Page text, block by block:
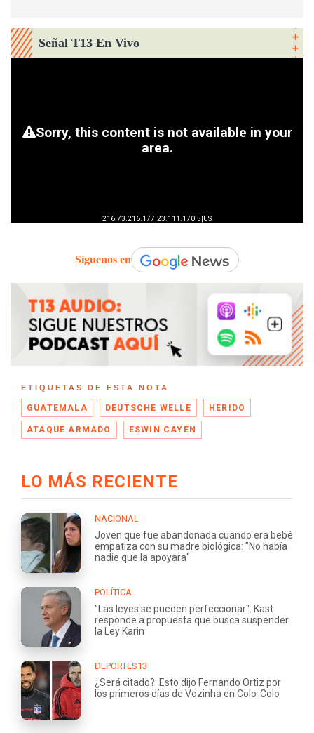
Señal T13 En Vivo
Síguenos en
ETIQUETAS DE ESTA NOTA
GUATEMALA DEUTSCHE WELLE HERIDO
ATAQUE ARMADO ESWIN CAYEN
LO MÁS RECIENTE
NACIONAL
Joven que fue abandonada cuando era bebé
empatiza con su madre biológica: "No había
nadie que la apoyara"
POLÍTICA
"Las leyes se pueden perfeccionar": Kast
responde a propuesta que busca suspender
la Ley Karin
DEPORTES13
¿Será citado?: Esto dijo Fernando Ortiz por
los primeros días de Vozinha en Colo-Colo